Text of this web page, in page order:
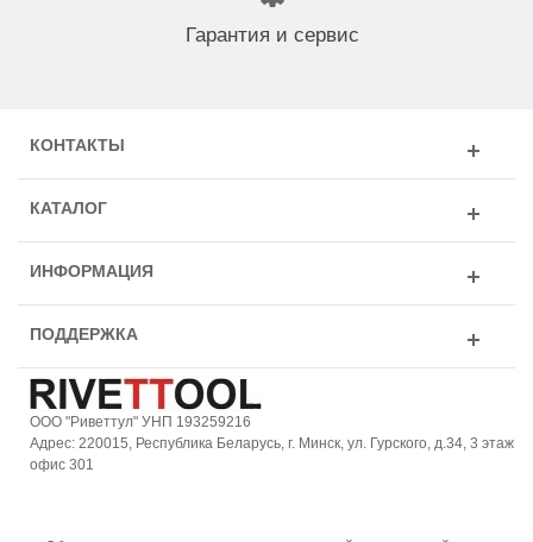
Гарантия и сервис
КОНТАКТЫ
КАТАЛОГ
ИНФОРМАЦИЯ
ПОДДЕРЖКА
ООО "Риветтул" УНП 193259216
Адрес: 220015, Республика Беларусь, г. Минск, ул. Гурского, д.34, 3 этаж
офис 301